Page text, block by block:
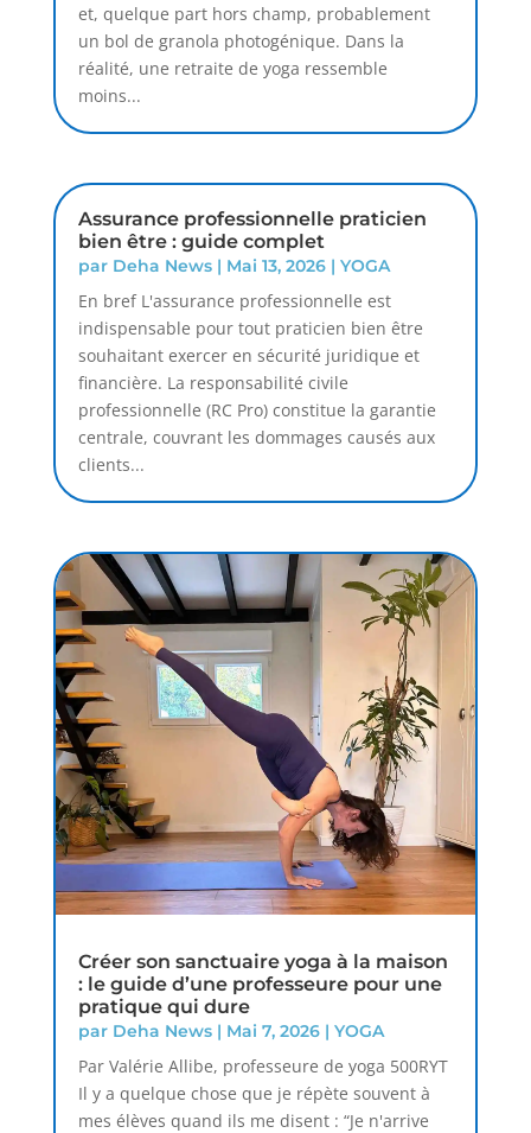
et, quelque part hors champ, probablement
un bol de granola photogénique. Dans la
réalité, une retraite de yoga ressemble
moins...
Assurance professionnelle praticien
bien être : guide complet
par Deha News| Mai 13, 2026| YOGA
En bref L'assurance professionnelle est
indispensable pour tout praticien bien être
souhaitant exercer en sécurité juridique et
financière. La responsabilité civile
professionnelle (RC Pro) constitue la garantie
centrale, couvrant les dommages causés aux
clients...
Créer son sanctuaire yoga à la maison
: le guide d’une professeure pour une
pratique qui dure
par Deha News| Mai 7, 2026| YOGA
Par Valérie Allibe, professeure de yoga 500RYT
Il y a quelque chose que je répète souvent à
mes élèves quand ils me disent : “Je n'arrive